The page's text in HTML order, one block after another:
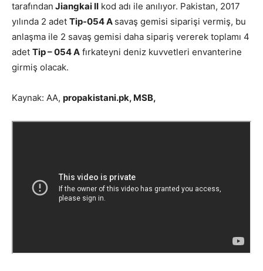
tarafından Jiangkai II kod adı ile anılıyor. Pakistan, 2017
yılında 2 adet Tip-054 A savaş gemisi siparişi vermiş, bu
anlaşma ile 2 savaş gemisi daha sipariş vererek toplamı 4
adet Tip – 054 A fırkateyni deniz kuvvetleri envanterine
girmiş olacak.
Kaynak: AA, propakistani.pk, MSB,